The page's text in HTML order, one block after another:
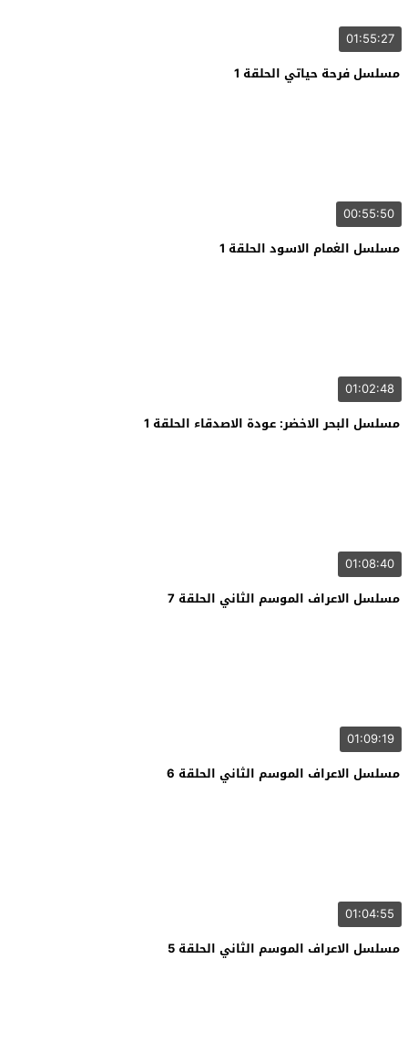
01:55:27
مسلسل فرحة حياتي الحلقة 1
00:55:50
مسلسل الغمام الاسود الحلقة 1
01:02:48
مسلسل البحر الاخضر: عودة الاصدقاء الحلقة 1
01:08:40
مسلسل الاعراف الموسم الثاني الحلقة 7
01:09:19
مسلسل الاعراف الموسم الثاني الحلقة 6
01:04:55
مسلسل الاعراف الموسم الثاني الحلقة 5